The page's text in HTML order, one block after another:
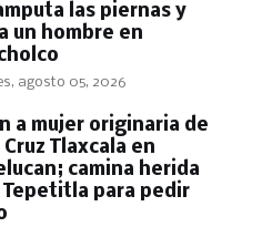
las piernas y
un hombre en
agosto 05, 2026
a mujer originaria de
Tlaxcala en
camina herida
Tepetitla para pedir